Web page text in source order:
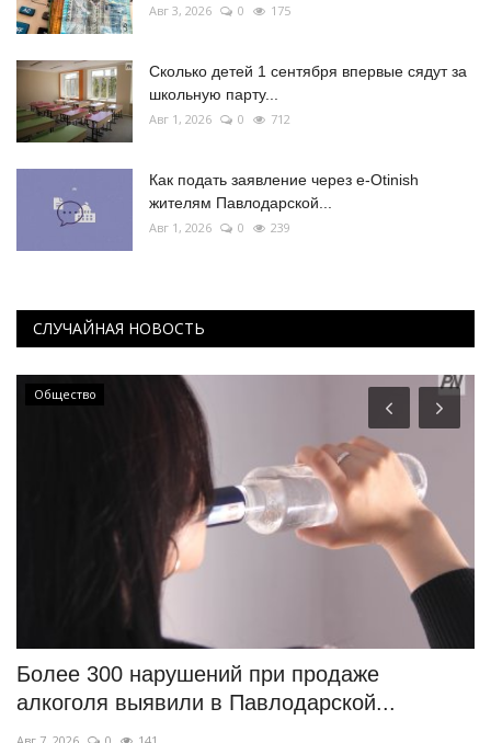
Авг 3, 2026 0 175
Сколько детей 1 сентября впервые сядут за
школьную парту...
Авг 1, 2026 0 712
Как подать заявление через e-Otinish
жителям Павлодарской...
Авг 1, 2026 0 239
СЛУЧАЙНАЯ НОВОСТЬ
Общество
Более 300 нарушений при продаже
алкоголя выявили в Павлодарской...